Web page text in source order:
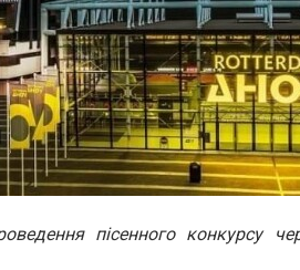
пісенного конкурсу